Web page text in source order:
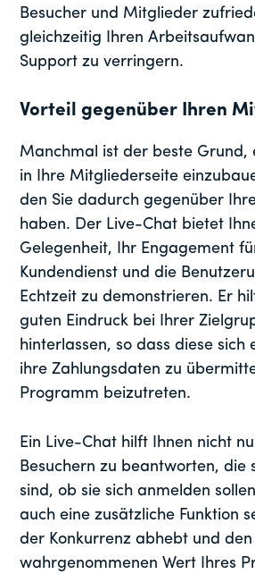
Besucher und Mitglieder
gleichzeitig Ihren
Support zu verringern.
Vorteil gegenüber Ihren
Manchmal ist der beste Grund,
in Ihre Mitgliederseite
den Sie dadurch gegenüber
haben. Der Live-Chat bietet
Gelegenheit, Ihr Engagement
Kundendienst und die
Echtzeit zu demonstrieren. Er
guten Eindruck bei Ihrer
hinterlassen, so dass diese sich
ihre Zahlungsdaten zu
Programm beizutreten.
Ein Live-Chat hilft Ihnen nicht
Besuchern zu beantworten, die
sind, ob sie sich anmelden
auch eine zusätzliche Funktion
der Konkurrenz abhebt und den
wahrgenommenen Wert Ihres